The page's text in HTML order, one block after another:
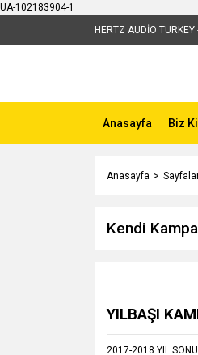
UA-102183904-1
HERTZ AUDİO TURKEY
Anasayfa Biz
Anasayfa
Kendi
YILBAŞI
2017-2018 YIL SONU